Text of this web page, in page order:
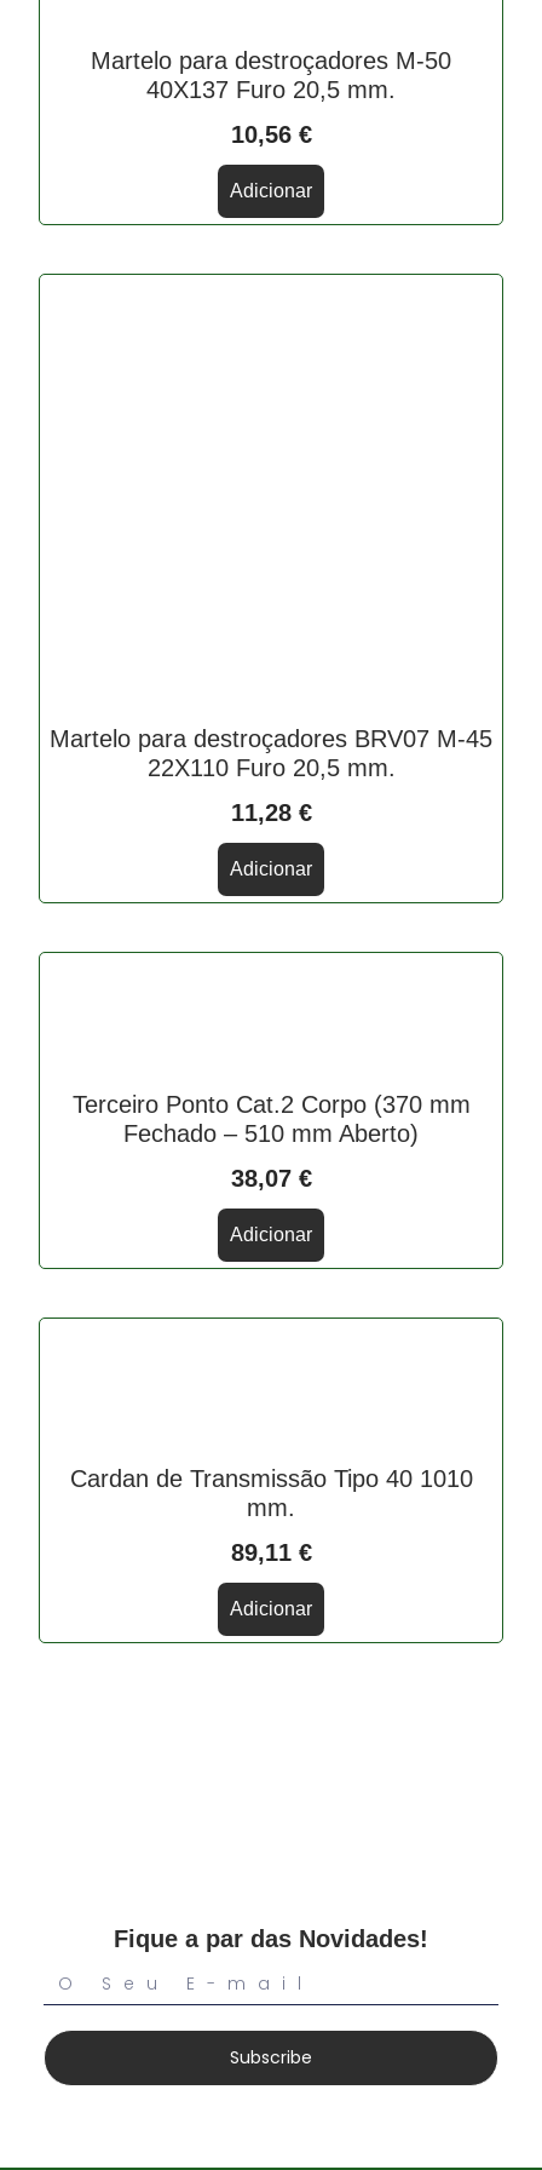
Martelo para destroçadores M-50
40X137 Furo 20,5 mm.
10,56 €
Adicionar
Martelo para destroçadores BRV07 M-45
22X110 Furo 20,5 mm.
11,28 €
Adicionar
Terceiro Ponto Cat.2 Corpo (370 mm
Fechado – 510 mm Aberto)
38,07 €
Adicionar
Cardan de Transmissão Tipo 40 1010
mm.
89,11 €
Adicionar
Fique a par das Novidades!
Subscribe